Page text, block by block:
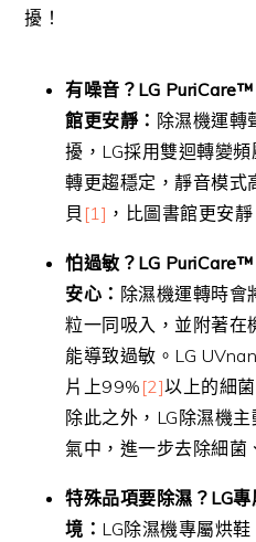
擾！
有噪音？ LG PuriCare™
館更安靜： 除濕機運轉
擾，LG採用雙迴轉變
轉更趨穩定，靜音模
貝 [1] ，比圖書館更安
怕過敏？ LG PuriCare™
安心： 除濕機運轉時會
粒一同吸入，並附著在
能導致過敏。LG
片上99% [2]以上的細
除此之外，LG除濕機
氣中，進一步去除細菌
特殊品項要除濕？ LG專
境： LG除濕機專屬烘